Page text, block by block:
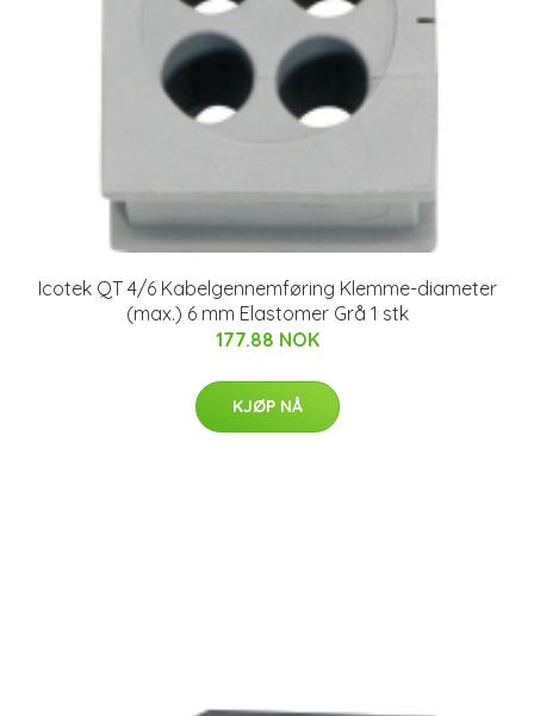
Icotek QT 4/6 Kabelgennemføring Klemme-diameter
(max.) 6 mm Elastomer Grå 1 stk
177.88 NOK
KJØP NÅ